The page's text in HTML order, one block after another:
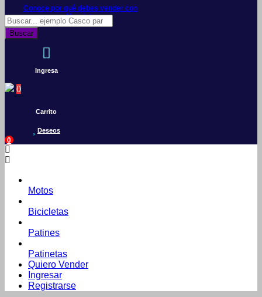
Conoce por qué debes vender con
Mercleta
Búsqueda
de
productos
Buscar
Ingresa
0
Carrito
Deseos
0
Motos
Bicicletas
Patines
Patinetas
Quiero Vender
Ingresar
Registrarse